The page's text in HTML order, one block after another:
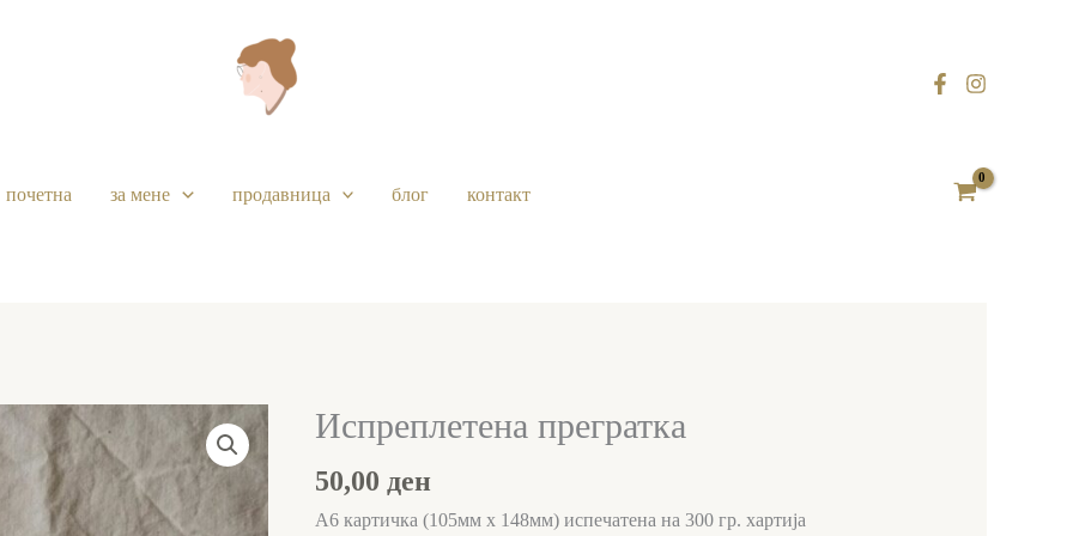
почетна за мене продавница блог контакт
Испреплетена прегратка
50,00ден
А6 картичка (105мм х 148мм) испечатена на 300 гр. хартија
Испреплетена
прегратка
количина